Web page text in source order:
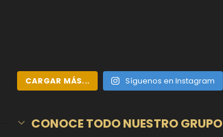
CARGAR MÁS... Síguenos en Instagram
CONOCE TODO NUESTRO GRUPO